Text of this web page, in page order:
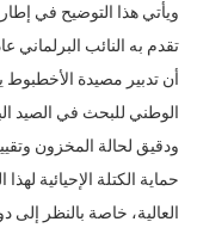
ويأتي هذا التوضيح في
تقدم به النائب
أن تدبير مصيدة الأخطبوط
الوطني للبحث في الصيد
ودقيق لحالة المخزون
حماية الكتلة الإحيائية
العالية، خاصة بالنظر